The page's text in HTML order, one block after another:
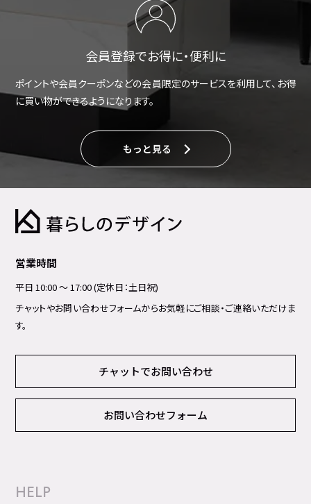
会員登録でお得に・便利に
ポイントや会員クーポンなどの会員限定のサービスを利用して、お得
に買い物ができるようになります。
もっと見る
営業時間
平日 10:00 ～ 17:00 (定休日：土日祝)
チャットやお問い合わせフォームからお気軽にご相談・ご連絡いただけま
す。
チャットでお問い合わせ
お問い合わせフォーム
HELP